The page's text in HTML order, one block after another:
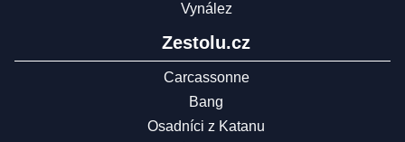
Vynález
Zestolu.cz
Carcassonne
Bang
Osadníci z Katanu